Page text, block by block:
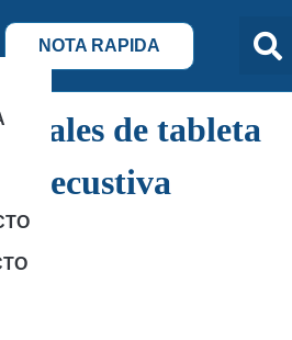
NOTA RAPIDA
de tableta
decustiva